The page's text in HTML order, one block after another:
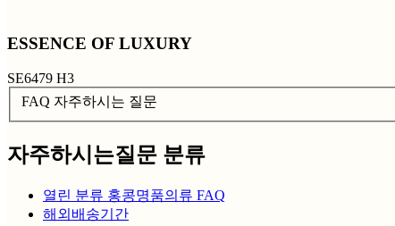
ESSENCE OF LUXURY
SE6479 H3
FAQ 자주하시는 질문
자주하시는질문 분류
열린 분류 홍콩명품의류 FAQ
해외배송기간